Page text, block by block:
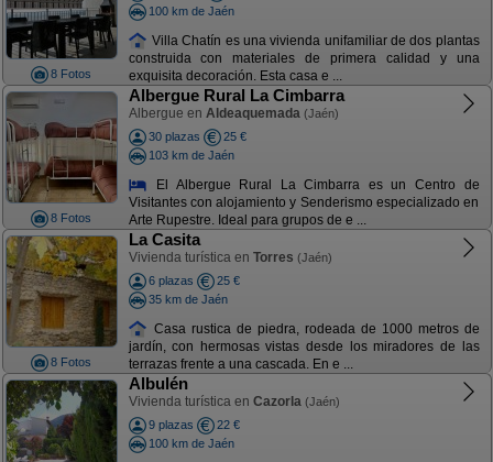
8 Fotos
100 km de Jaén
Villa Chatín es una vivienda unifamiliar de dos plantas
construida con materiales de primera calidad y una
exquisita decoración. Esta casa e ...
8 Fotos
Albergue Rural La Cimbarra
Albergue en Aldeaquemada (Jaén)
30 plazas
25 €
103 km de Jaén
El Albergue Rural La Cimbarra es un Centro de
Visitantes con alojamiento y Senderismo especializado en
Arte Rupestre. Ideal para grupos de e ...
8 Fotos
La Casita
Vivienda turística en Torres (Jaén)
6 plazas
25 €
35 km de Jaén
Casa rustica de piedra, rodeada de 1000 metros de
jardín, con hermosas vistas desde los miradores de las
terrazas frente a una cascada. En e ...
Albulén
Vivienda turística en Cazorla (Jaén)
9 plazas
22 €
100 km de Jaén